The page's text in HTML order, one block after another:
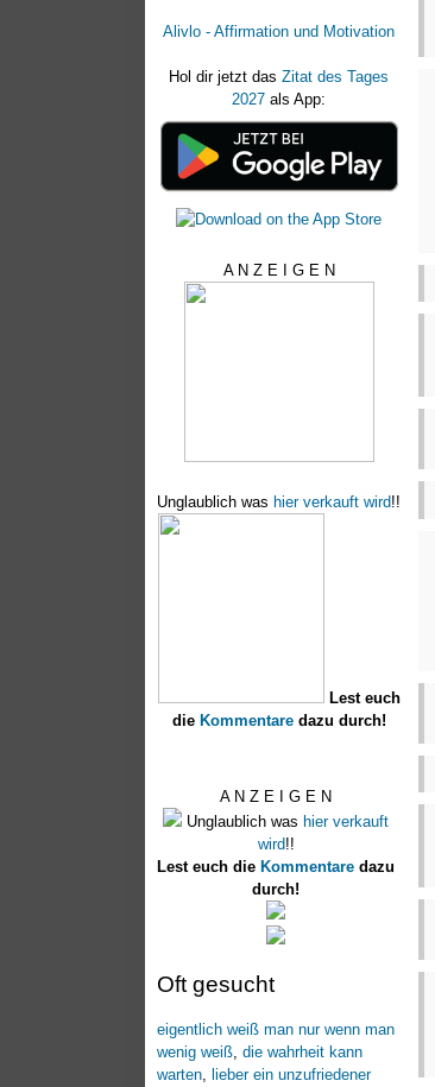
Alivlo - Affirmation und Motivation
Hol dir jetzt das Zitat des Tages
2027 als App:
A N Z E I G E N
Unglaublich was hier verkauft wird!!
Lest euch
die Kommentaredazu durch!
A N Z E I G E N
Unglaublich was hier verkauft
wird!!
Lest euch die Kommentare dazu
durch!
Oft gesucht
eigentlich weiß man nur wenn man
wenig weiß, die wahrheit kann
warten, lieber ein unzufriedener